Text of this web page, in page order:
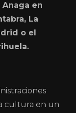
Anaga en
La
o el
cultura en un